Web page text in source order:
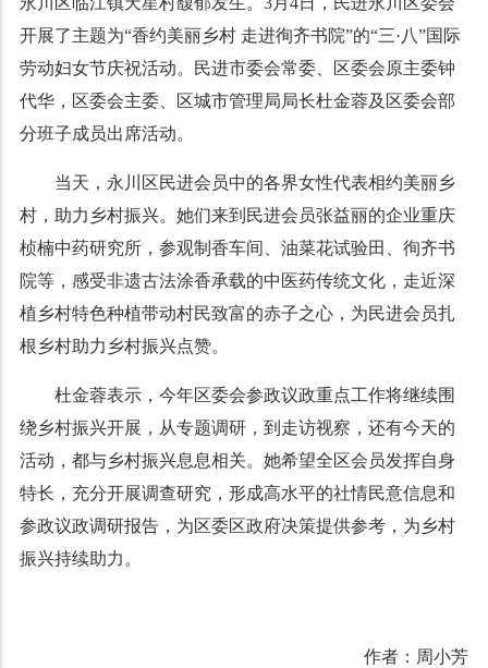
开展了主题为“香约美丽乡村 走进徇齐书院”的“三·八”国际
劳动妇女节庆祝活动。民进市委会常委、区委会原主委钟
代华， 区委会主委、区城市管理局局长杜金蓉及区委会部
分班子成员出席活动。
当天，永川区民进会员中的各界女性代表相约美丽乡
村，助力乡村振兴。她们来到民进会员张益丽的企业重庆
桢楠中药研究所，参观制香车间、油菜花试验田、 徇齐书
院等，感受非遗古法涂香承载的中医药传统文化，走近深
植乡村特色种植带动村民致富的赤子之心，为民进会员扎
根乡村助力乡村振兴点赞。
杜金蓉表示，今年区委会参政议政重点工作将继续围
绕乡村振兴开展， 从专题调研，到走访视察，还有今天的
活动，都与乡村振兴息息相关。她希望全区会员发挥自身
特长，充分开展调查研究，形成高水平的社情民意信息和
参政议政调研报告，为区委区政府决策提供参考，为乡村
振兴持续助力。
作者：周小芳